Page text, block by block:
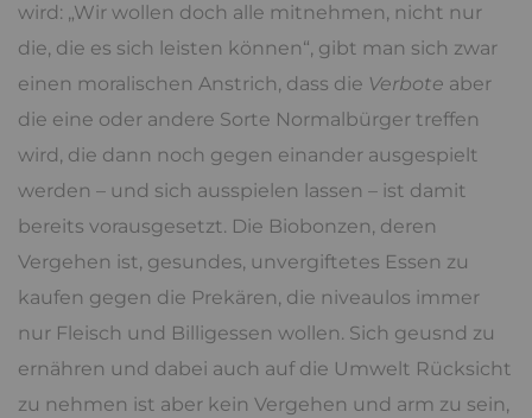
wird: „Wir wollen doch alle mitnehmen, nicht nur
die, die es sich leisten können“, gibt man sich zwar
einen moralischen Anstrich, dass die Verbote aber
die eine oder andere Sorte Normalbürger treffen
wird, die dann noch gegen einander ausgespielt
werden – und sich ausspielen lassen – ist damit
bereits vorausgesetzt. Die Biobonzen, deren
Vergehen ist, gesundes, unvergiftetes Essen zu
kaufen gegen die Prekären, die niveaulos immer
nur Fleisch und Billigessen wollen. Sich geusnd zu
ernähren und dabei auch auf die Umwelt Rücksicht
zu nehmen ist aber kein Vergehen und arm zu sein,